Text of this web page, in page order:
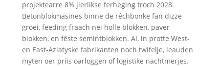
projektearre 8% jierlikse ferheging troch 2028.
Betonblokmasines binne de rêchbonke fan dizze
groei, feeding fraach nei holle blokken, paver
blokken, en fêste semintblokken. Al, in protte West-
en East-Aziatyske fabrikanten noch twifelje, leauden
myten oer priis oarloggen of logistike nachtmerjes.